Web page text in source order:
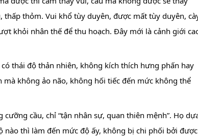
thỏm. Vui khổ tùy duyên, được mất tùy duyên,
khỏi nhân thế để thu hoạch. Đây mới là cảnh giới
thái độ thản nhiên, không kích thích hưng phấn hay
không ảo não, không hối tiếc đến mức không thể
cầu, chỉ “tận nhân sự, quan thiên mệnh”. Họ
nào thì làm đến mức độ ấy, không bị chi phối bởi được